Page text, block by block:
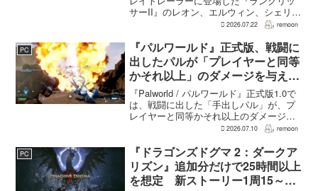
サーII』のレオン、エルウィン、シェリー
は、単なるファンサービスやゲスト出演
を担う。ファミ通のメールインタビュー
で本作のプロデューサ...
2026.07.22 remoon
PC
『パルワールド』正式版、戦闘に
出したパルが「プレイヤーと同等
かそれ以上」のダメージを与えら
れるように
『Palworld / パルワールド』正式版1.0で
は、戦闘に出した「手出しパル」が、プ
レイヤーと同等かそれ以上のダメージを
敵に与えられるようになった。ほぼすべ
挙動、クールダウン時間、使いやすさが
見直され...
2026.07.10 remoon
PC
『ドラゴンズドグマ 2：ダークア
リズン』追加分だけで25時間以上
を想定 新ストーリー1周15～20